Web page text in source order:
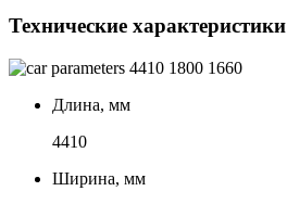
Технические характеристики
4410 1800 1660
Длина, мм
4410
Ширина, мм